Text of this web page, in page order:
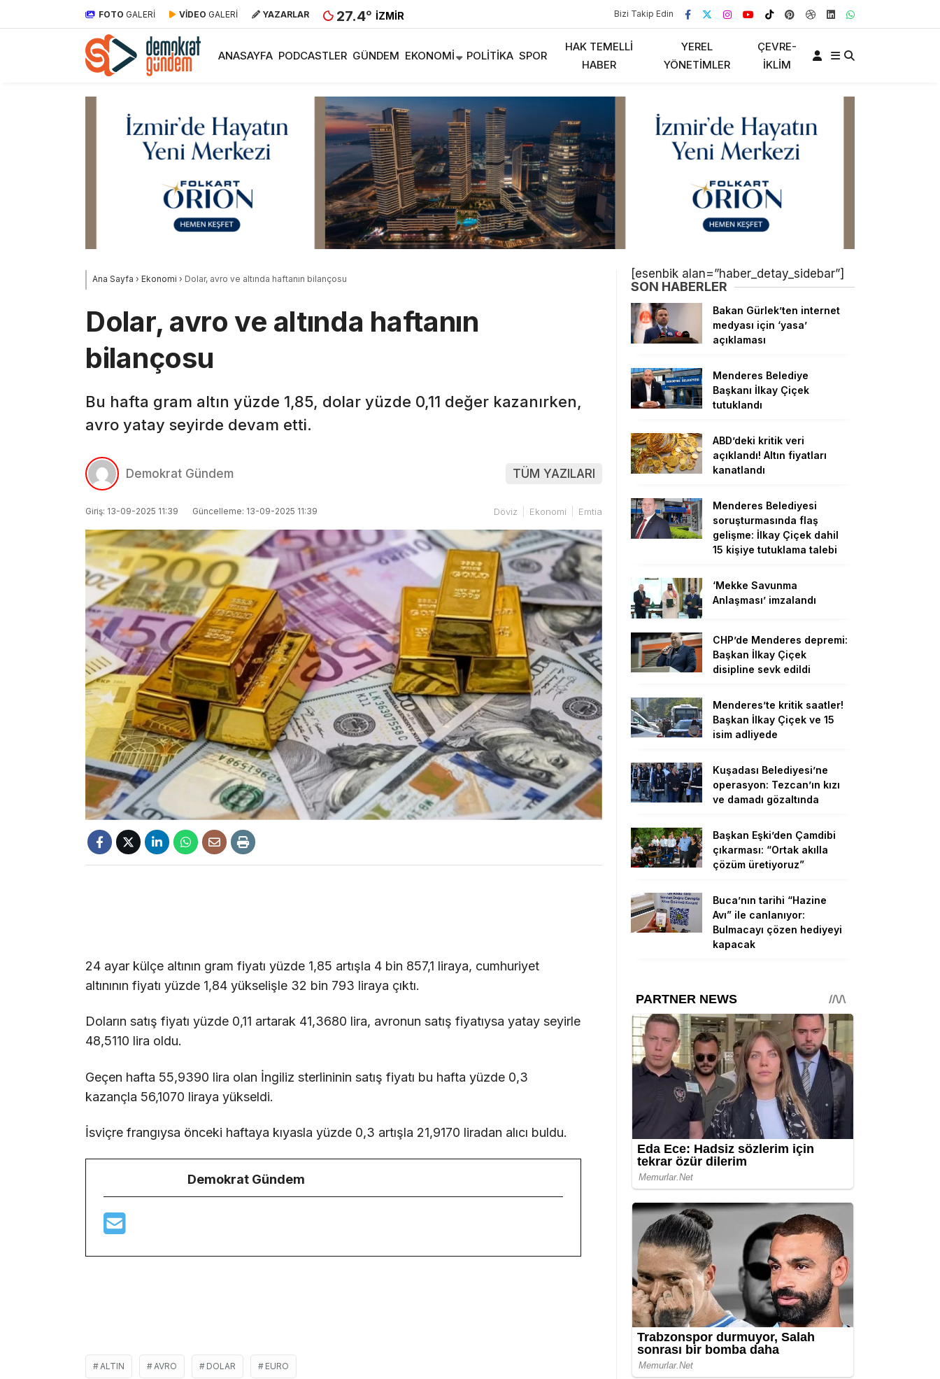
FOTO GALERİ VİDEO GALERİ YAZARLAR 27.4° İZMIR Bizi Takip Edin
ANASAYFA PODCASTLER GÜNDEM EKONOMI POLITIKA SPOR
HAK TEMELLI
HABER
YEREL
YÖNETIMLER
ÇEVRE-
İKLIM
Ana Sayfa › Ekonomi › Dolar, avro ve altında haftanın bilançosu
Dolar, avro ve altında haftanın
bilançosu
Bu hafta gram altın yüzde 1,85, dolar yüzde 0,11 değer kazanırken,
avro yatay seyirde devam etti.
Demokrat Gündem TÜM YAZILARI
Giriş: 13-09-2025 11:39 Güncelleme: 13-09-2025 11:39 Döviz Ekonomi Emtia
24 ayar külçe altının gram fiyatı yüzde 1,85 artışla 4 bin 857,1 liraya, cumhuriyet
altınının fiyatı yüzde 1,84 yükselişle 32 bin 793 liraya çıktı.
Doların satış fiyatı yüzde 0,11 artarak 41,3680 lira, avronun satış fiyatıysa yatay seyirle
48,5110 lira oldu.
Geçen hafta 55,9390 lira olan İngiliz sterlininin satış fiyatı bu hafta yüzde 0,3
kazançla 56,1070 liraya yükseldi.
İsviçre frangıysa önceki haftaya kıyasla yüzde 0,3 artışla 21,9170 liradan alıcı buldu.
Demokrat Gündem
ALTIN AVRO DOLAR EURO
[esenbik alan=”haber_detay_sidebar”]
SON HABERLER
Bakan Gürlek’ten internet
medyası için ‘yasa’
açıklaması
Menderes Belediye
Başkanı İlkay Çiçek
tutuklandı
ABD’deki kritik veri
açıklandı! Altın fiyatları
kanatlandı
Menderes Belediyesi
soruşturmasında flaş
gelişme: İlkay Çiçek dahil
15 kişiye tutuklama talebi
‘Mekke Savunma
Anlaşması’ imzalandı
CHP’de Menderes depremi:
Başkan İlkay Çiçek
disipline sevk edildi
Menderes’te kritik saatler!
Başkan İlkay Çiçek ve 15
isim adliyede
Kuşadası Belediyesi’ne
operasyon: Tezcan’ın kızı
ve damadı gözaltında
Başkan Eşki’den Çamdibi
çıkarması: “Ortak akılla
çözüm üretiyoruz”
Buca’nın tarihi “Hazine
Avı” ile canlanıyor:
Bulmacayı çözen hediyeyi
kapacak